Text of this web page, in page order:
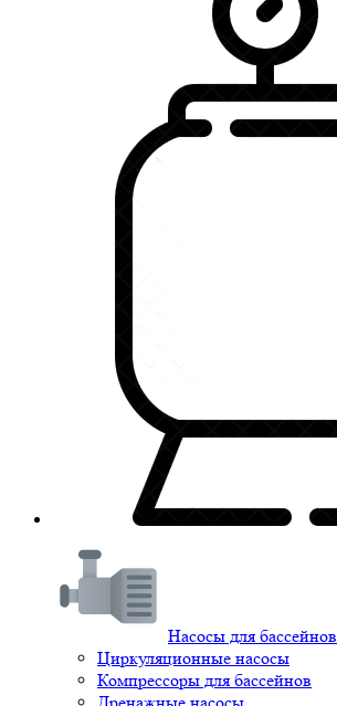
Насосы для бассейнов
Циркуляционные насосы
Компрессоры для бассейнов